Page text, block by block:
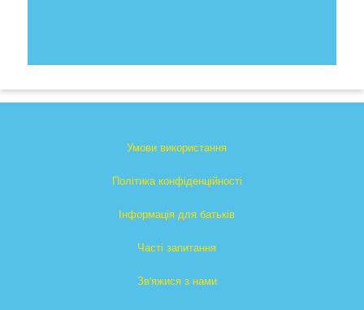
Умови використання
Політика конфіденційності
Інформація для батьків
Часті запитання
Зв'яжися з нами